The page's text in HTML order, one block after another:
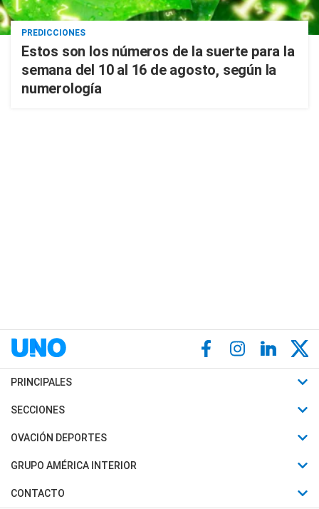
PREDICCIONES
Estos son los números de la suerte para la
semana del 10 al 16 de agosto, según la
numerología
PRINCIPALES
Últimas Noticias
Política
Judiciales
SECCIONES
Horóscopo
Motores
Trucos caseros
OVACIÓN DEPORTES
Fútbol
Mundial
GRUPO AMÉRICA INTERIOR
Canal 7 en Vivo
CONTACTO